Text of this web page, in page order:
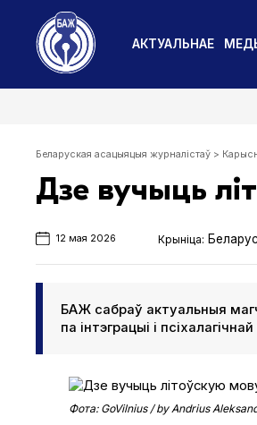
АКТУАЛЬНАЕ
Беларуская асацыяцыя журналістаў >
Дзе вучыць
12 мая 2026 Крыніца:
БАЖ сабраў актуальныя
па інтэграцыі і
Фота: GoVil­nius / by Andrius